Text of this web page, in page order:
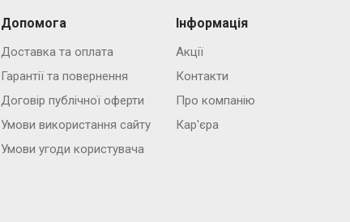
Допомога
Доставка та оплата
Гарантії та повернення
Договір публічної оферти
Умови використання сайту
Умови угоди користувача
Інформація
Акції
Контакти
Про компанію
Кар'єра